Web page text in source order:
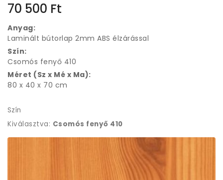
70 500 Ft
Anyag:
Laminált bútorlap 2mm ABS élzárással
Szín:
Csomós fenyő 410
Méret (Sz x Mé x Ma):
80 x 40 x 70 cm
Szín
Kiválasztva: Csomós fenyő 410